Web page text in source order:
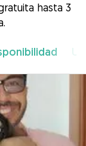
hasta 3